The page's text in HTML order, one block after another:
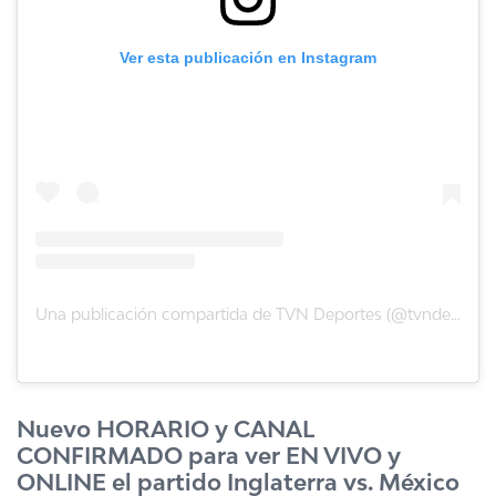
Ver esta publicación en Instagram
Nuevo HORARIO y CANAL
CONFIRMADO para ver EN VIVO y
ONLINE el partido Inglaterra vs. México